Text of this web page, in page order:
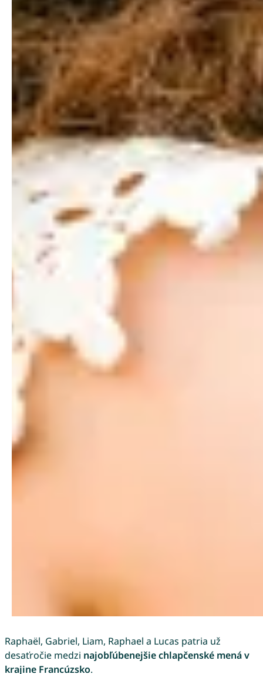
Raphaël, Gabriel, Liam, Raphael a Lucas patria už
desaťročie medzi najobľúbenejšie chlapčenské mená v
krajine Francúzsko.